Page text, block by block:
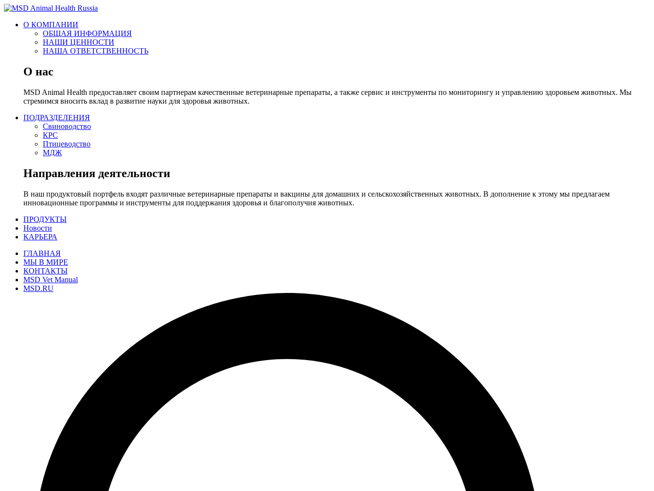
О КОМПАНИИ
ОБЩАЯ ИНФОРМАЦИЯ
НАШИ ЦЕННОСТИ
НАША ОТВЕТСТВЕННОСТЬ
О нас
MSD Animal Health предоставляет своим партнерам качественные ветеринарные препараты, а также сервис и инструменты по мониторингу и управлению здоровьем животных. Мы
стремимся вносить вклад в развитие науки для здоровья животных.
ПОДРАЗДЕЛЕНИЯ
Свиноводство
КРС
Птицеводство
МДЖ
Направления деятельности
В наш продуктовый портфель входят различные ветеринарные препараты и вакцины для домашних и сельскохозяйственных животных. В дополнение к этому мы предлагаем
инновационные программы и инструменты для поддержания здоровья и благополучия животных.
ПРОДУКТЫ
Новости
КАРЬЕРА
ГЛАВНАЯ
МЫ В МИРЕ
КОНТАКТЫ
MSD Vet Manual
MSD.RU